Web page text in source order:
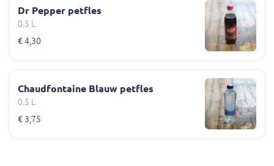
Dr Pepper petfles
0.5 L
€ 4,30
Chaudfontaine Blauw petfles
0.5 L
€ 3,75